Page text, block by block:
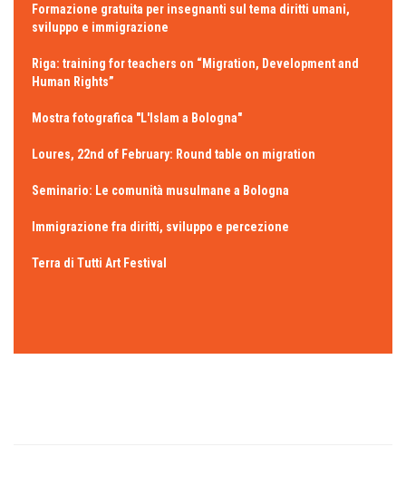
Formazione gratuita per insegnanti sul tema diritti umani,
sviluppo e immigrazione
Riga: training for teachers on “Migration, Development and
Human Rights”
Mostra fotografica "L'Islam a Bologna"
Loures, 22nd of February: Round table on migration
Seminario: Le comunità musulmane a Bologna
Immigrazione fra diritti, sviluppo e percezione
Terra di Tutti Art Festival